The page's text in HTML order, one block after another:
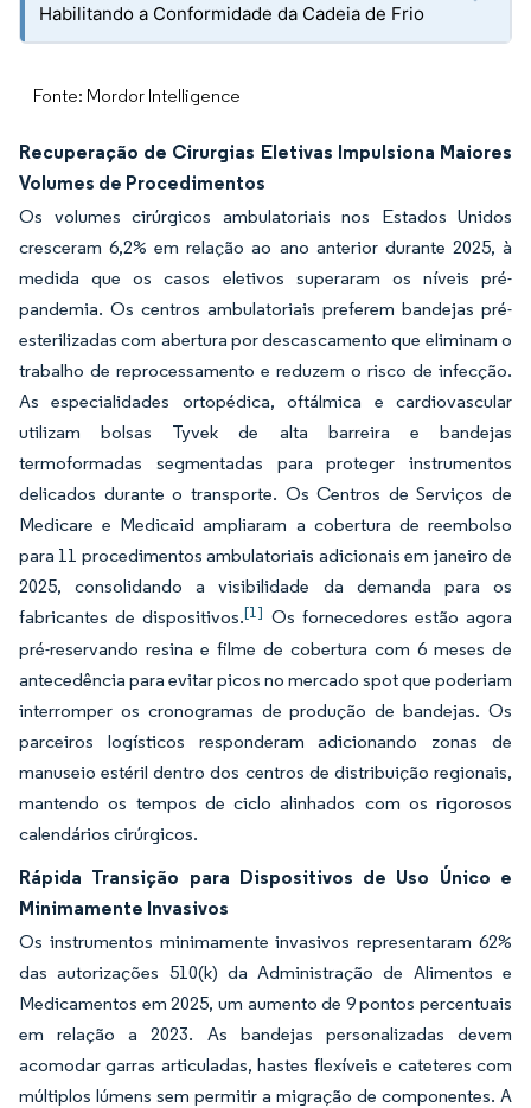
Habilitando a Conformidade da Cadeia de Frio
Fonte: Mordor Intelligence
Recuperação de Cirurgias Eletivas Impulsiona Maiores
Volumes de Procedimentos
Os volumes cirúrgicos ambulatoriais nos Estados Unidos
cresceram 6,2% em relação ao ano anterior durante 2025, à
medida que os casos eletivos superaram os níveis pré-
pandemia. Os centros ambulatoriais preferem bandejas pré-
esterilizadas com abertura por descascamento que eliminam o
trabalho de reprocessamento e reduzem o risco de infecção.
As especialidades ortopédica, oftálmica e cardiovascular
utilizam bolsas Tyvek de alta barreira e bandejas
termoformadas segmentadas para proteger instrumentos
delicados durante o transporte. Os Centros de Serviços de
Medicare e Medicaid ampliaram a cobertura de reembolso
para 11 procedimentos ambulatoriais adicionais em janeiro de
2025, consolidando a visibilidade da demanda para os
fabricantes de dispositivos.[1] Os fornecedores estão agora
pré-reservando resina e filme de cobertura com 6 meses de
antecedência para evitar picos no mercado spot que poderiam
interromper os cronogramas de produção de bandejas. Os
parceiros logísticos responderam adicionando zonas de
manuseio estéril dentro dos centros de distribuição regionais,
mantendo os tempos de ciclo alinhados com os rigorosos
calendários cirúrgicos.
Rápida Transição para Dispositivos de Uso Único e
Minimamente Invasivos
Os instrumentos minimamente invasivos representaram 62%
das autorizações 510(k) da Administração de Alimentos e
Medicamentos em 2025, um aumento de 9 pontos percentuais
em relação a 2023. As bandejas personalizadas devem
acomodar garras articuladas, hastes flexíveis e cateteres com
múltiplos lúmens sem permitir a migração de componentes. A